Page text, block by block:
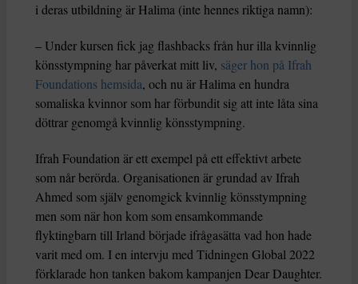
i deras utbildning är Halima (inte hennes riktiga namn):
– Under kursen fick jag flashbacks från hur illa kvinnlig
könsstympning har påverkat mitt liv, säger hon på Ifrah
Foundations hemsida, och nu är Halima en hundra
somaliska kvinnor som har förbundit sig att inte låta sina
döttrar genomgå kvinnlig könsstympning.
Ifrah Foundation är ett exempel på ett effektivt arbete
som når berörda. Organisationen är grundad av Ifrah
Ahmed som själv genomgick kvinnlig könsstympning
men som när hon kom som ensamkommande
flyktingbarn till Irland började ifrågasätta vad hon hade
varit med om. I en intervju med Tidningen Global 2022
förklarade hon tanken bakom kampanjen Dear Daughter.